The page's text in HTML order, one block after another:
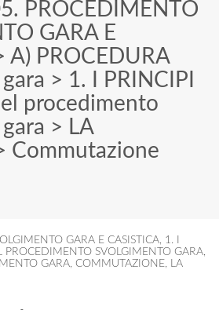
PROCEDIMENTO
GARA E
A) PROCEDURA
> 1. I PRINCIPI
procedimento
> LA
Commutazione
GARA E CASISTICA, 1. I
PROCEDIMENTO SVOLGIMENTO GARA,
GARA, COMMUTAZIONE, LA